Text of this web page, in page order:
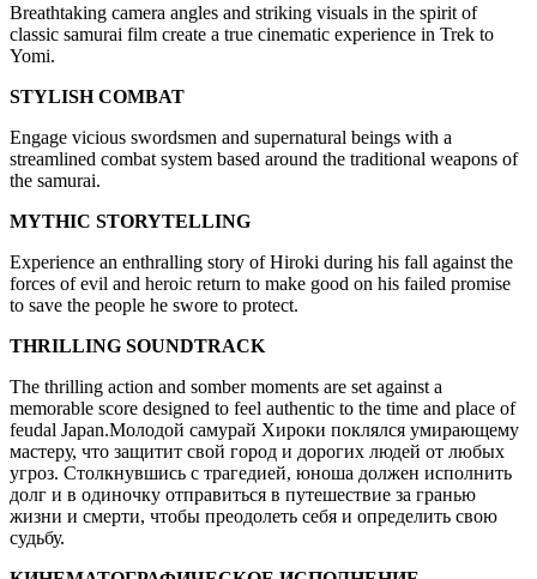
Breathtaking camera angles and striking visuals in the spirit of
classic samurai film create a true cinematic experience in Trek to
Yomi.
STYLISH COMBAT
Engage vicious swordsmen and supernatural beings with a
streamlined combat system based around the traditional weapons of
the samurai.
MYTHIC STORYTELLING
Experience an enthralling story of Hiroki during his fall against the
forces of evil and heroic return to make good on his failed promise
to save the people he swore to protect.
THRILLING SOUNDTRACK
The thrilling action and somber moments are set against a
memorable score designed to feel authentic to the time and place of
feudal Japan.Молодой самурай Хироки поклялся умирающему
мастеру, что защитит свой город и дорогих людей от любых
угроз. Столкнувшись с трагедией, юноша должен исполнить
долг и в одиночку отправиться в путешествие за гранью
жизни и смерти, чтобы преодолеть себя и определить свою
судьбу.